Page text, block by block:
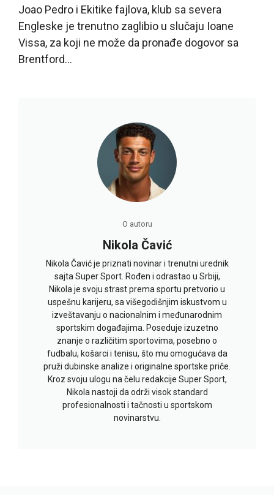
Joao Pedro i Ekitike fajlova, klub sa severa
Engleske je trenutno zaglibio u slučaju Ioane
Vissa, za koji ne može da pronađe dogovor sa
Brentford…
O autoru
Nikola Čavić
Nikola Čavić je priznati novinar i trenutni urednik
sajta Super Sport. Rođen i odrastao u Srbiji,
Nikola je svoju strast prema sportu pretvorio u
uspešnu karijeru, sa višegodišnjim iskustvom u
izveštavanju o nacionalnim i međunarodnim
sportskim događajima. Poseduje izuzetno
znanje o različitim sportovima, posebno o
fudbalu, košarci i tenisu, što mu omogućava da
pruži dubinske analize i originalne sportske priče.
Kroz svoju ulogu na čelu redakcije Super Sport,
Nikola nastoji da održi visok standard
profesionalnosti i tačnosti u sportskom
novinarstvu.